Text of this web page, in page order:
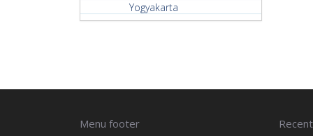
Yogyakarta
Menu footer